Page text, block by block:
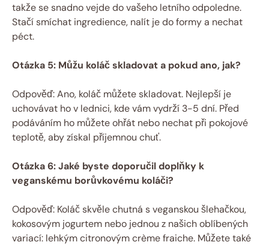
takže se snadno vejde do vašeho letního odpoledne.
Stačí smíchat ingredience, nalít je do formy a nechat
péct.
Otázka 5: Můžu koláč skladovat a pokud ano, jak?
Odpověď: Ano, koláč můžete skladovat. Nejlepší je
uchovávat ho v lednici, kde vám vydrží 3-5 dní. Před
podáváním ho můžete ohřát nebo nechat při pokojové
teplotě, aby získal příjemnou chuť.
Otázka 6: Jaké byste doporučil doplňky k
veganskému borůvkovému koláči?
Odpověď: Koláč skvěle chutná s veganskou šlehačkou,
kokosovým jogurtem nebo jednou z našich oblíbených
variací: lehkým citronovým crème fraiche. Můžete také